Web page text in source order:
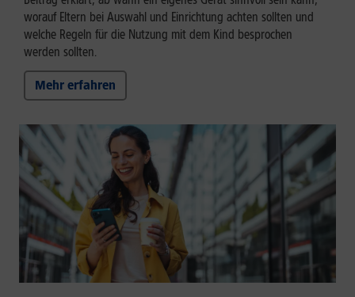
worauf Eltern bei Auswahl und Einrichtung achten sollten und
welche Regeln für die Nutzung mit dem Kind besprochen
werden sollten.
Mehr erfahren